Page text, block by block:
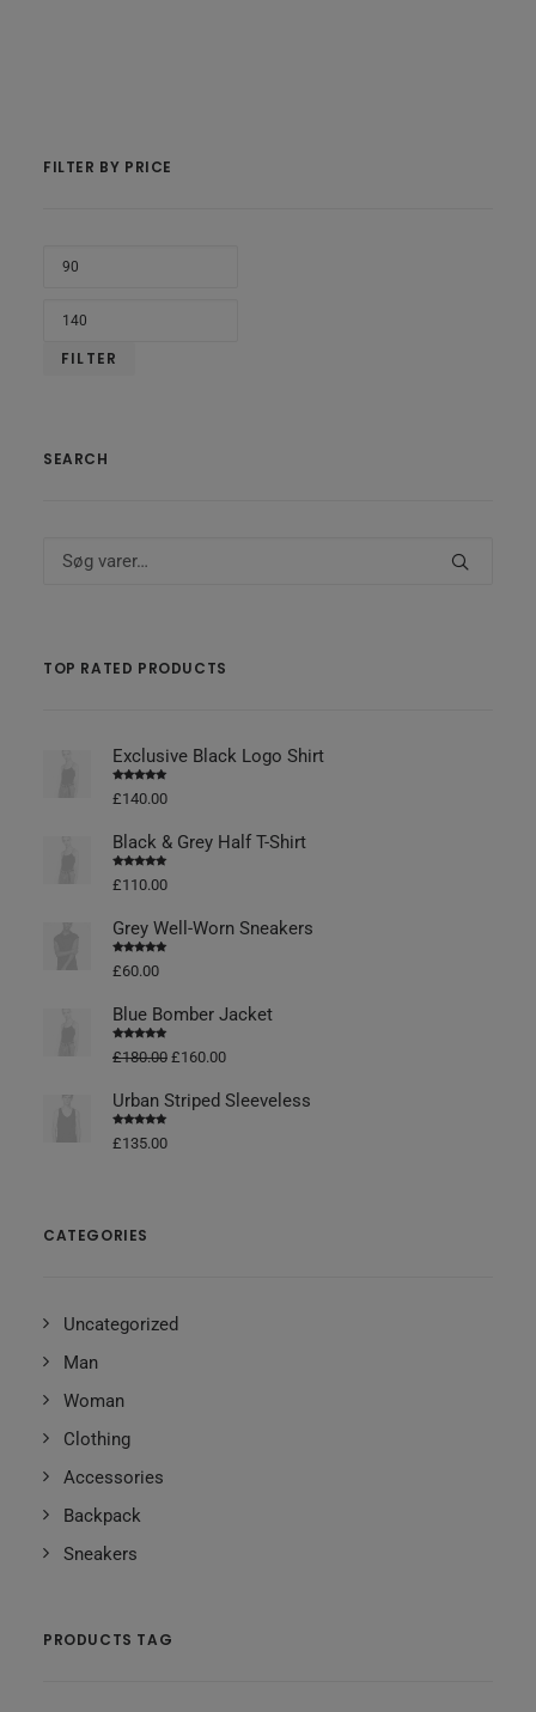
FILTER BY PRICE
FILTER
SEARCH
Søg
TOP RATED PRODUCTS
Exclusive Black Logo Shirt
Vurderet
4.50ud af
£140.00
Black & Grey Half T-Shirt
Vurderet
4.50 ud af
£110.00
Grey Well-Worn Sneakers
Vurderet
4.50ud af
£60.00
Blue Bomber Jacket
Vurderet
4.50ud af
£180.00 £160.00
Urban Striped Sleeveless
Vurderet
4.50ud af
£135.00
CATEGORIES
Uncategorized
Man
Woman
Clothing
Accessories
Backpack
Sneakers
PRODUCTS TAG